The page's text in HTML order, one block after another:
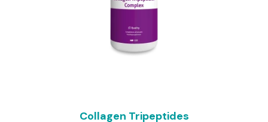
Collagen Tripeptides